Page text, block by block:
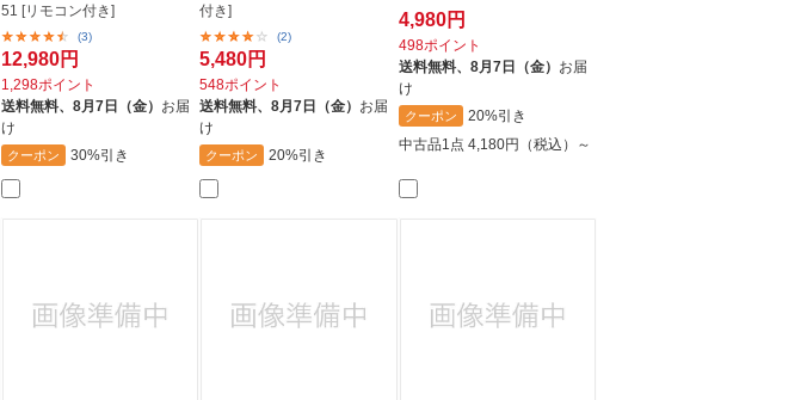
51 [リモコン付き]
(3)
12,980円
1,298ポイント
送料無料、 8月7日（金） お届
け
クーポン 30%引き
付き]
(2)
5,480円
548ポイント
送料無料、8月7日（金） お届
け
クーポン 20%引き
4,980円
498ポイント
送料無料、 8月7日（金） お届
け
クーポン
20%引き
中古品1点 4,180円（税込）～